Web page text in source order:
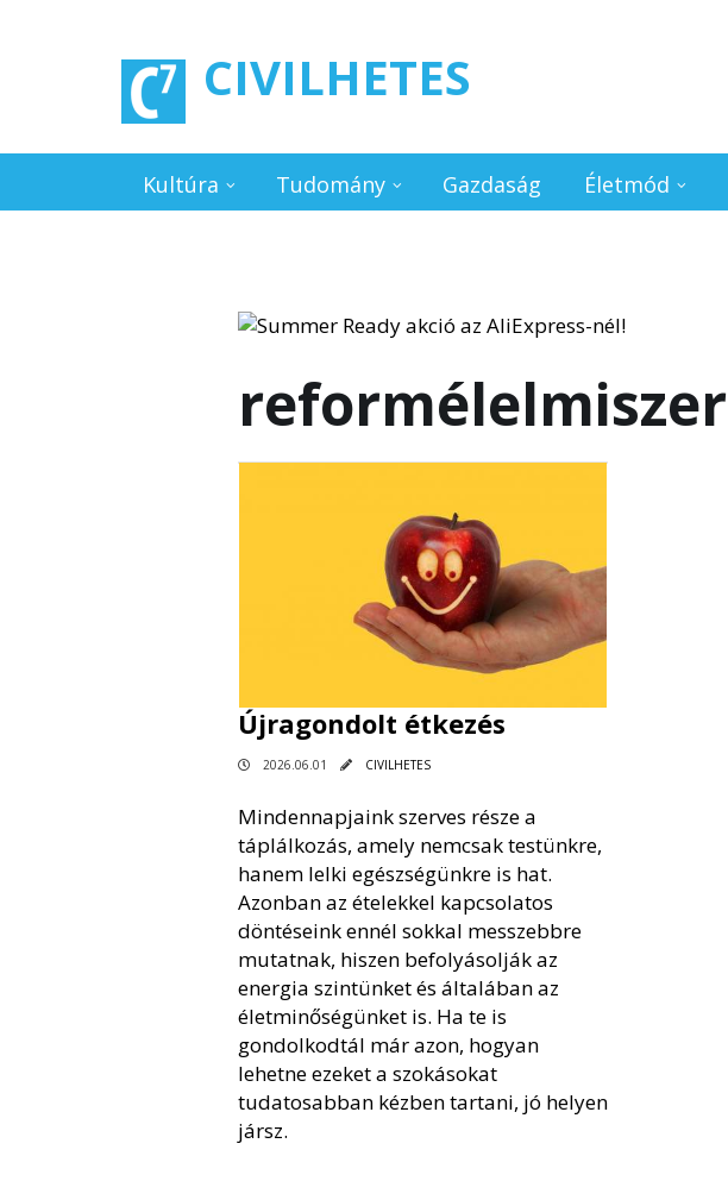
CIVILHETES
Kultúra Tudomány Gazdaság Életmód
reformélelmiszer
Újragondolt étkezés
2026.06.01 CIVILHETES
Mindennapjaink szerves része a
táplálkozás, amely nemcsak testünkre,
hanem lelki egészségünkre is hat.
Azonban az ételekkel kapcsolatos
döntéseink ennél sokkal messzebbre
mutatnak, hiszen befolyásolják az
energia szintünket és általában az
életminőségünket is. Ha te is
gondolkodtál már azon, hogyan
lehetne ezeket a szokásokat
tudatosabban kézben tartani, jó helyen
jársz.